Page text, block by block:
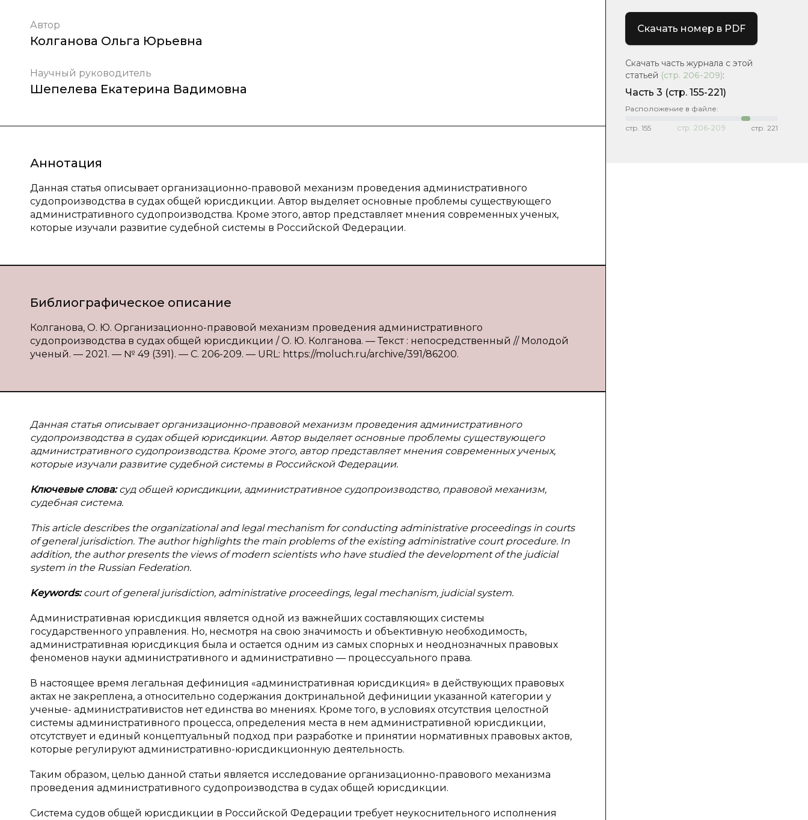
Автор
Колганова Ольга Юрьевна
Научный руководитель
Шепелева Екатерина Вадимовна
Аннотация
Данная статья описывает организационно-правовой механизм проведения административного
судопроизводства в судах общей юрисдикции. Автор выделяет основные проблемы существующего
административного судопроизводства. Кроме этого, автор представляет мнения современных ученых,
которые изучали развитие судебной системы в Российской Федерации.
Библиографическое описание
Колганова, О. Ю. Организационно-правовой механизм проведения административного
судопроизводства в судах общей юрисдикции / О. Ю. Колганова. — Текст : непосредственный // Молодой
ученый. — 2021. — № 49 (391). — С. 206-209. — URL: https://moluch.ru/archive/391/86200.
Данная статья описывает организационно-правовой механизм проведения административного
судопроизводства в судах общей юрисдикции. Автор выделяет основные проблемы существующего
административного судопроизводства. Кроме этого, автор представляет мнения современных ученых,
которые изучали развитие судебной системы в Российской Федерации.
Ключевые слова:суд общей юрисдикции, административное судопроизводство, правовой механизм,
судебная система.
This article describes the organizational and legal mechanism for conducting administrative proceedings in courts
of general jurisdiction. The author highlights the main problems of the existing administrative court procedure. In
addition, the author presents the views of modern scientists who have studied the development of the judicial
system in the Russian Federation.
Keywords:court of general jurisdiction, administrative proceedings, legal mechanism, judicial system.
Административная юрисдикция является одной из важнейших составляющих системы
государственного управления. Но, несмотря на свою значимость и объективную необходимость,
административная юрисдикция была и остается одним из самых спорных и неоднозначных правовых
феноменов науки административного и административно — процессуального права.
В настоящее время легальная дефиниция «административная юрисдикция» в действующих правовых
актах не закреплена, а относительно содержания доктринальной дефиниции указанной категории у
ученые- административистов нет единства во мнениях. Кроме того, в условиях отсутствия целостной
системы административного процесса, определения места в нем административной юрисдикции,
отсутствует и единый концептуальный подход при разработке и принятии нормативных правовых актов,
которые регулируют административно-юрисдикционную деятельность.
Таким образом, целью данной статьи является исследование организационно-правового механизма
проведения административного судопроизводства в судах общей юрисдикции.
Система судов общей юрисдикции в Российской Федерации требует неукоснительного исполнения
Скачать номер в PDF
Скачать часть журнала с этой
статьей (стр. 206-209):
Часть 3 (стр. 155-221)
Расположение в файле:
стр. 155 стр. 206-209 стр. 221